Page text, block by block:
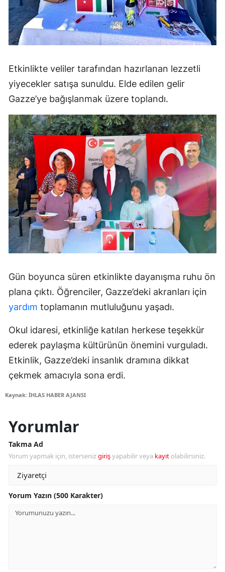
Etkinlikte veliler tarafından hazırlanan lezzetli
yiyecekler satışa sunuldu. Elde edilen gelir
Gazze’ye bağışlanmak üzere toplandı.
Gün boyunca süren etkinlikte dayanışma ruhu ön
plana çıktı. Öğrenciler, Gazze’deki akranları için
yardım toplamanın mutluluğunu yaşadı.
Okul idaresi, etkinliğe katılan herkese teşekkür
ederek paylaşma kültürünün önemini vurguladı.
Etkinlik, Gazze’deki insanlık dramına dikkat
çekmek amacıyla sona erdi.
Kaynak: İHLAS HABER AJANSI
Yorumlar
Takma Ad
Yorum yapmak için, istersenizgirişyapabilir veya kayıt olabilirsiniz.
Yorum Yazın (500 Karakter)